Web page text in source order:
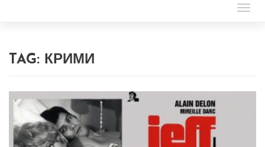
TAG: КРИМИ